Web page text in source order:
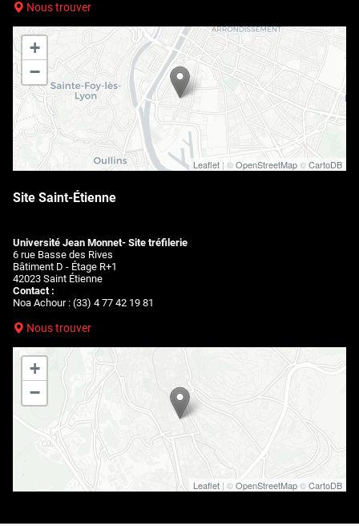
Nous trouver
+
−
Leaflet | ©OpenStreetMap©CartoDB
Site Saint-Étienne
Université Jean Monnet- Site tréfilerie
6 rue Basse des Rives
Bâtiment D - Étage R+1
42023 Saint Étienne
Contact :
Noa Achour : (33) 4 77 42 19 81
Nous trouver
+
−
Leaflet | ©OpenStreetMap©CartoDB